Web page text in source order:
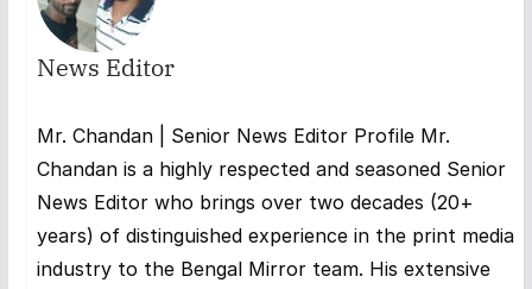
News Editor
Mr. Chandan | Senior News Editor Profile Mr.
Chandan is a highly respected and seasoned Senior
News Editor who brings over two decades (20+
years) of distinguished experience in the print media
industry to the Bengal Mirror team. His extensive